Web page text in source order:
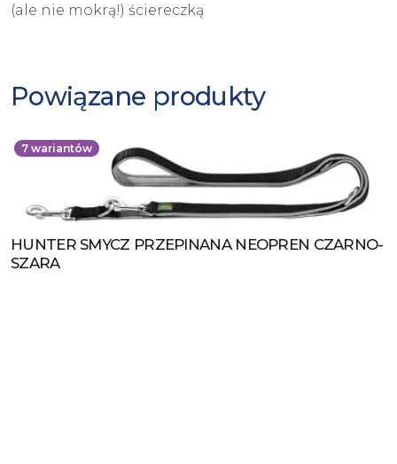
(ale nie mokrą!) ściereczką
Powiązane produkty
7 wariantów
Zobacz produkt
HUNTER SMYCZ PRZEPINANA NEOPREN CZARNO-
SZARA